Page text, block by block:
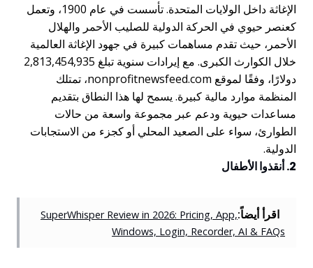
الإغاثة داخل الولايات المتحدة. تأسست في عام 1900، وتعمل
كعنصر حيوي في الحركة الدولية للصليب الأحمر والهلال
الأحمر، حيث تقدم مساهمات كبيرة في جهود الإغاثة العالمية
خلال الكوارث الكبرى. مع إيرادات سنوية تبلغ 2,813,454,935
دولارًا، وفقًا لموقع nonprofitnewsfeed.com، تمتلك
المنظمة موارد مالية كبيرة. يسمح لها هذا النطاق بتقديم
مساعدات حيوية ودعم عبر مجموعة واسعة من حالات
الطوارئ، سواء على الصعيد المحلي أو كجزء من الاستجابات
الدولية.
2. أنقذوا الأطفال
اقرأ أيضاً:SuperWhisper Review in 2026: Pricing, App,
Windows, Login, Recorder, AI & FAQs